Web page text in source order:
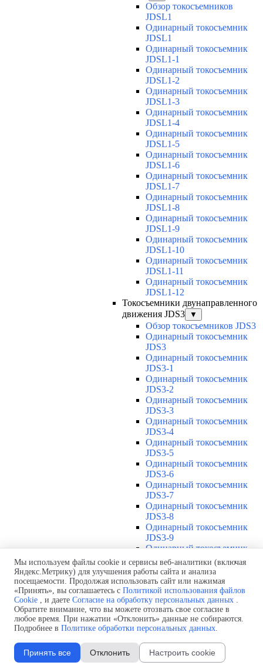
Обзор токосъемников
JDSL1
Одинарный токосъемник
JDSL1
Одинарный токосъемник
JDSL1-1
Одинарный токосъемник
JDSL1-2
Одинарный токосъемник
JDSL1-3
Одинарный токосъемник
JDSL1-4
Одинарный токосъемник
JDSL1-5
Одинарный токосъемник
JDSL1-6
Одинарный токосъемник
JDSL1-7
Одинарный токосъемник
JDSL1-8
Одинарный токосъемник
JDSL1-9
Одинарный токосъемник
JDSL1-10
Одинарный токосъемник
JDSL1-11
Одинарный токосъемник
JDSL1-12
Токосъемники двунаправленного
движения JDS3
▼
Обзор токосъемников JDS3
Одинарный токосъемник
JDS3
Одинарный токосъемник
JDS3-1
Одинарный токосъемник
JDS3-2
Одинарный токосъемник
JDS3-3
Одинарный токосъемник
JDS3-4
Одинарный токосъемник
JDS3-5
Одинарный токосъемник
JDS3-6
Одинарный токосъемник
JDS3-7
Одинарный токосъемник
JDS3-8
Одинарный токосъемник
JDS3-9
Одинарный токосъемник
JDS3-10
Одинарный токосъемник
JDS3-11
Одинарный токосъемник
JDS3-12
Соединения U12 ▼
Защитная оболочка для
соединений U12
Стыковочное соединение U12
Подводы питания U12
▼
Мы используем файлы cookie и сервисы веб-аналитики (включая
Яндекс.Метрику) для улучшения работы сайта и анализа
посещаемости. Продолжая использовать сайт или нажимая
«Принять», вы соглашаетесь с Политикой использования файлов
Cookie , и даете Согласие на обработку персональных данных .
Обратите внимание, что вы можете отозвать свое согласие в
любое время. При нажатии «Отклонить» данные не собираются.
Подробнее в Политике обработки персональных данных.
Принять все Отклонить Настроить cookie